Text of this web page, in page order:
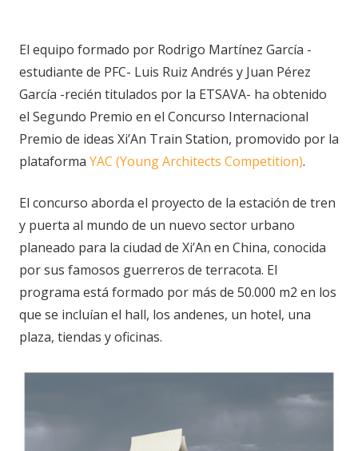
El equipo formado por Rodrigo Martínez García -
estudiante de PFC- Luis Ruiz Andrés y Juan Pérez
García -recién titulados por la ETSAVA- ha obtenido
el Segundo Premio en el Concurso Internacional
Premio de ideas Xi’An Train Station, promovido por la
plataforma YAC (Young Architects Competition).
El concurso aborda el proyecto de la estación de tren
y puerta al mundo de un nuevo sector urbano
planeado para la ciudad de Xi’An en China, conocida
por sus famosos guerreros de terracota. El
programa está formado por más de 50.000 m2 en los
que se incluían el hall, los andenes, un hotel, una
plaza, tiendas y oficinas.